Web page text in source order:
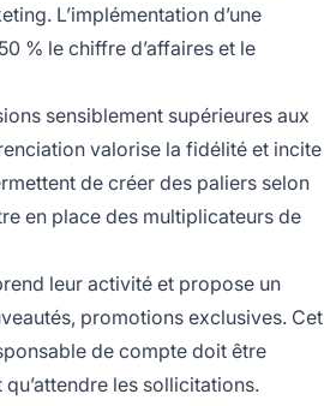
L’implémentation d’une
% le chiffre d’affaires et le
sensiblement supérieures aux
valorise la fidélité et incite
de créer des paliers selon
en place des multiplicateurs de
leur activité et propose un
promotions exclusives. Cet
de compte doit être
les sollicitations.